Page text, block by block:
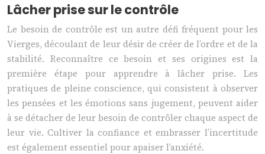
Lâcher prise sur le contrôle
Le besoin de contrôle est un autre défi fréquent pour les
Vierges, découlant de leur désir de créer de l’ordre et de la
stabilité. Reconnaître ce besoin et ses origines est la
première étape pour apprendre à lâcher prise. Les
pratiques de pleine conscience, qui consistent à observer
les pensées et les émotions sans jugement, peuvent aider
à se détacher de leur besoin de contrôler chaque aspect de
leur vie. Cultiver la confiance et embrasser l’incertitude
est également essentiel pour apaiser l’anxiété.